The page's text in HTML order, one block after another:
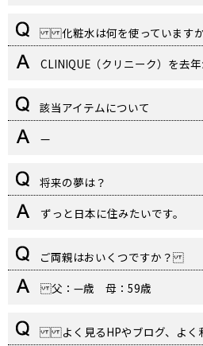
化粧水は何を使っています
CLINIQUE（クリニーク）を去
該当アイテムについて
—
将来の夢は？
ずっと日本に住みたいです。
ご両親はおいくつですか？
父：—歳 母：59歳
よく見るHPやブログ、よく